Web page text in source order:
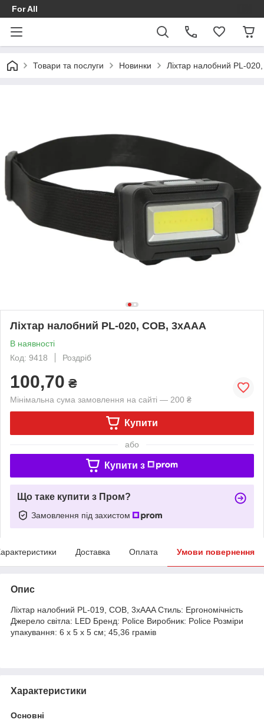
For All
Товари та послуги Новинки Ліхтар налобний PL-
Ліхтар налобний PL-020, COB, 3xAAA
В наявності
Код: 9418
Роздріб
100,70 ₴
Мінімальна сума замовлення на сайті — 200 ₴
Купити
або
Купити з
Що таке купити з Пром?
Замовлення під захистом
Доставка Оплата Умови повернення
Опис
Ліхтар налобний PL-019, COB, 3xAAA Стиль: Ергономічність
Джерело світла: LED Бренд: Police Виробник: Police Розміри
упакування: 6 х 5 х 5 см; 45,36 грамів
Характеристики
Основні